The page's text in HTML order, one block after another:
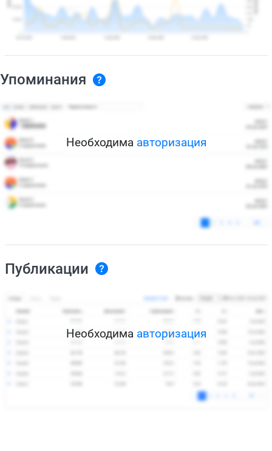
Упоминания
Необходима авторизация
Публикации
Необходима авторизация